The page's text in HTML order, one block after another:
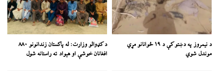
د نیمروز په دښتو کې د ۱۹ ځوانانو مړي
موندل شوي
د کډوالو وزارت: له پاکستان زندانونو ۸۸۰
افغانان خوشې او هېواد ته راستانه شول